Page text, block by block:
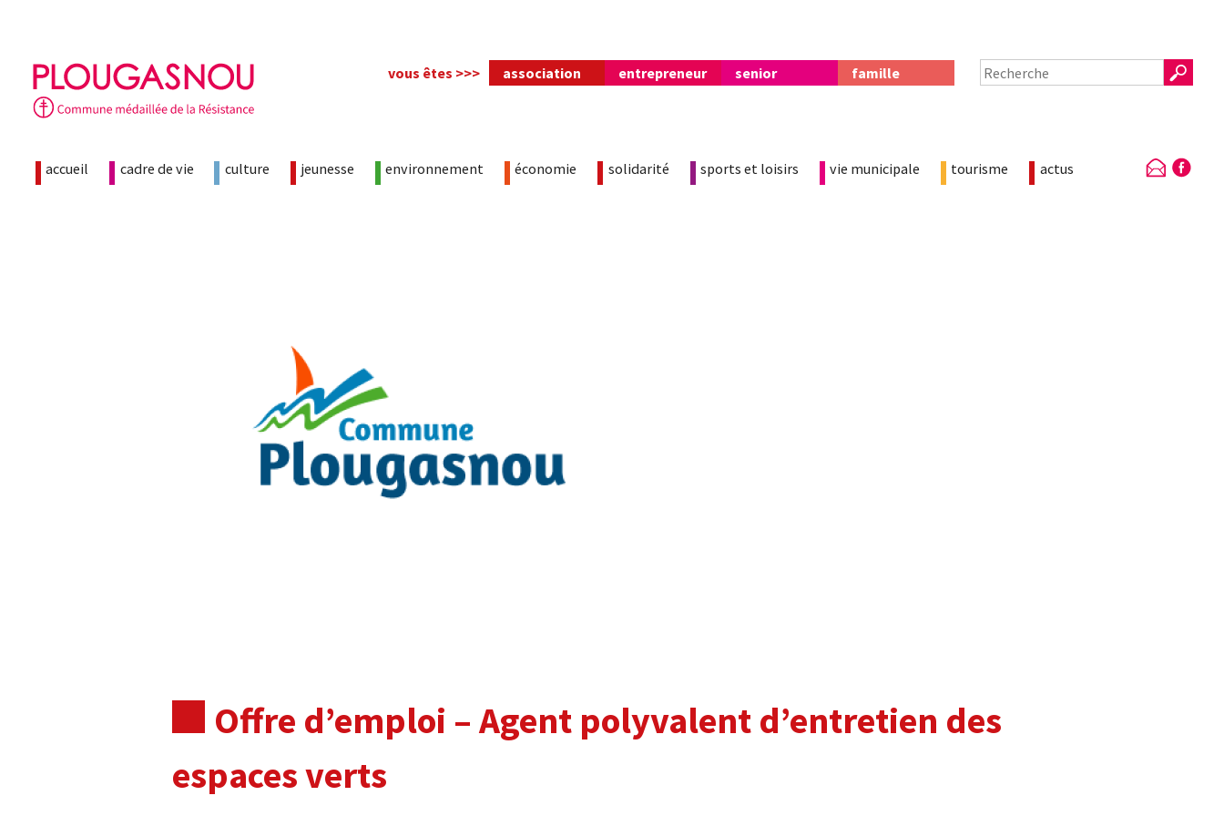
Skip
to
content
vous êtes >>> association entrepreneur senior famille
accueil cadre de vie culture jeunesse environnement économie solidarité sports et loisirs vie municipale tourisme actus
Offre d’emploi – Agent polyvalent d’entretien des
espaces verts